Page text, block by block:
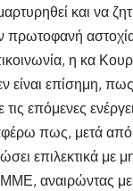
και να
πρωτοφανή
η κα
είναι επίσημη,
τις επόμενες
πως, μετά από
επιλεκτικά
αναιρώντας με